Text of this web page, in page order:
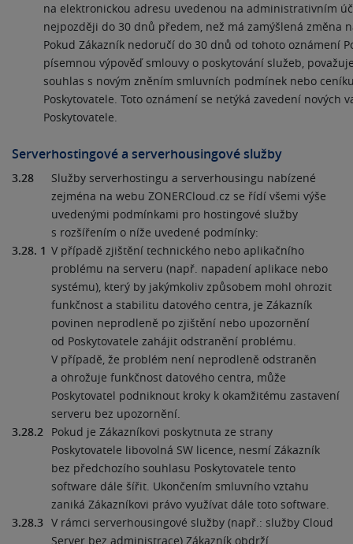
na elektronickou adresu uvedenou na administrativním
nejpozději do 30 dnů předem, než má zamýšlená změna
Pokud Zákazník nedoručí do 30 dnů od tohoto oznámení
písemnou výpověď smlouvy o poskytování služeb,
souhlas s novým zněním smluvních podmínek nebo
Poskytovatele. Toto oznámení se netýká zavedení nových
Poskytovatele.
Serverhostingové a serverhousingové služby
3.28
Služby serverhostingu a serverhousingu nabízené
zejména na webu ZONERCloud.cz se řídí všemi výše
uvedenými podmínkami pro hostingové služby
s rozšířením o níže uvedené podmínky:
3.28. 1 V případě zjištění technického nebo aplikačního
problému na serveru (např. napadení aplikace nebo
systému), který by jakýmkoliv způsobem mohl ohrozit
funkčnost a stabilitu datového centra, je Zákazník
povinen neprodleně po zjištění nebo upozornění
od Poskytovatele zahájit odstranění problému.
V případě, že problém není neprodleně odstraněn
a ohrožuje funkčnost datového centra, může
Poskytovatel podniknout kroky k okamžitému zastavení
serveru bez upozornění.
3.28.2 Pokud je Zákazníkovi poskytnuta ze strany
Poskytovatele libovolná SW licence, nesmí Zákazník
bez předchozího souhlasu Poskytovatele tento
software dále šířit. Ukončením smluvního vztahu
zaniká Zákazníkovi právo využívat dále toto software.
3.28.3 V rámci serverhousingové služby (např.: služby Cloud
Server bez administrace) Zákazník obdrží